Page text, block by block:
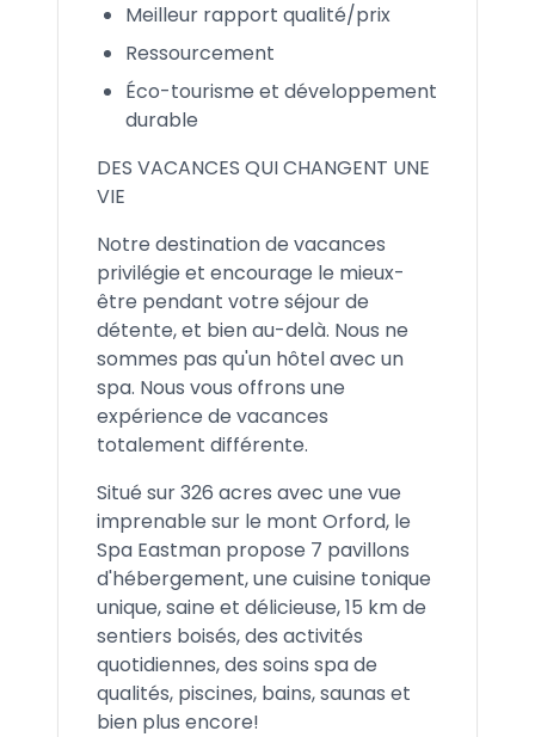
Meilleur rapport qualité/prix
Ressourcement
Éco-tourisme et développement
durable
DES VACANCES QUI CHANGENT UNE
VIE
Notre destination de vacances
privilégie et encourage le mieux-
être pendant votre séjour de
détente, et bien au-delà. Nous ne
sommes pas qu'un hôtel avec un
spa. Nous vous offrons une
expérience de vacances
totalement différente.
Situé sur 326 acres avec une vue
imprenable sur le mont Orford, le
Spa Eastman propose 7 pavillons
d'hébergement, une cuisine tonique
unique, saine et délicieuse, 15 km de
sentiers boisés, des activités
quotidiennes, des soins spa de
qualités, piscines, bains, saunas et
bien plus encore!